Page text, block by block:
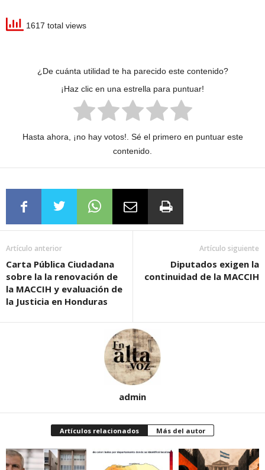
1617 total views
¿De cuánta utilidad te ha parecido este contenido?
¡Haz clic en una estrella para puntuar!
Hasta ahora, ¡no hay votos!. Sé el primero en puntuar este
contenido.
Artículo anterior
Carta Pública Ciudadana
sobre la la renovación de
la MACCIH y evaluación de
la Justicia en Honduras
Artículo siguiente
Diputados exigen la
continuidad de la MACCIH
admin
Artículos relacionados Más del autor